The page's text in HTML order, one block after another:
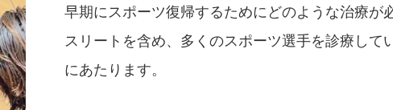
早期にスポーツ復帰するためにどのような治療が
スリートを含め、多くのスポーツ選手を診療し
にあたります。